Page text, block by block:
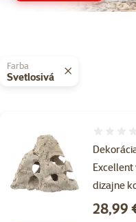
Farba
Svetlosivá
Produkty v kategorii
Excellent
dizajne
Cena
28,99